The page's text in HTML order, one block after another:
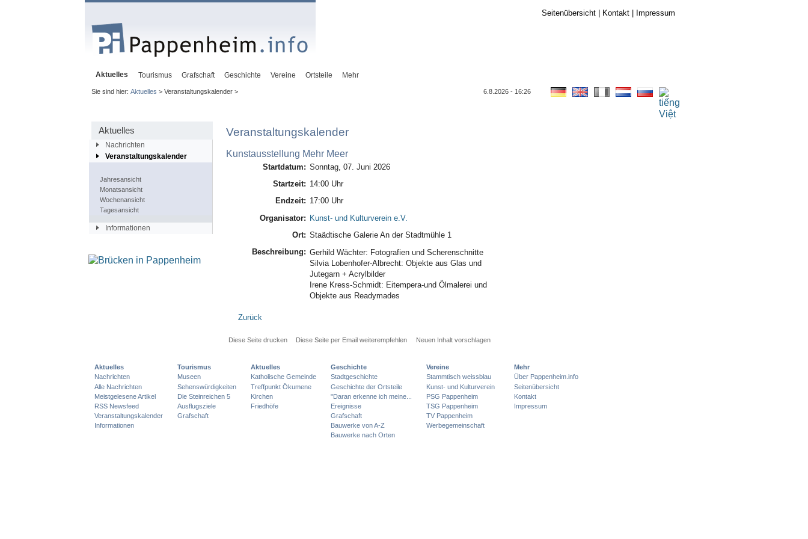
Seitenübersicht| Kontakt| Impressum
Aktuelles Tourismus Grafschaft Geschichte Vereine Ortsteile Mehr
Sie sind hier: Aktuelles > Veranstaltungskalender > 6.8.2026 - 16:26
Aktuelles
Nachrichten
Veranstaltungskalender
Jahresansicht
Monatsansicht
Wochenansicht
Tagesansicht
Informationen
Veranstaltungskalender
Kunstausstellung Mehr Meer
Startdatum: Sonntag, 07. Juni 2026
Startzeit: 14:00 Uhr
Endzeit: 17:00 Uhr
Organisator: Kunst- und Kulturverein e.V.
Ort: Staädtische Galerie An der Stadtmühle 1
Beschreibung: Gerhild Wächter: Fotografien und Scherenschnitte
Silvia Lobenhofer-Albrecht: Objekte aus Glas und
Jutegarn + Acrylbilder
Irene Kress-Schmidt: Eitempera-und Ölmalerei und
Objekte aus Readymades
Zurück
Diese Seite drucken Diese Seite per Email weiterempfehlen Neuen Inhalt vorschlagen
Aktuelles
Nachrichten
Alle Nachrichten
Meistgelesene Artikel
RSS Newsfeed
Veranstaltungskalender
Informationen
Tourismus
Museen
Sehenswürdigkeiten
Die Steinreichen 5
Ausflugsziele
Grafschaft
Aktuelles
Katholische Gemeinde
Treffpunkt Ökumene
Kirchen
Friedhöfe
Geschichte
Stadtgeschichte
Geschichte der Ortsteile
"Daran erkenne ich meine...
Ereignisse
Grafschaft
Bauwerke von A-Z
Bauwerke nach Orten
Vereine
Stammtisch weissblau
Kunst- und Kulturverein
PSG Pappenheim
TSG Pappenheim
TV Pappenheim
Werbegemeinschaft
Mehr
Über Pappenheim.info
Seitenübersicht
Kontakt
Impressum